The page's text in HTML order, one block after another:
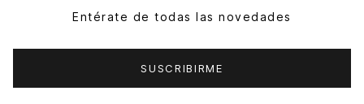
Entérate de todas las novedades
SUSCRIBIRME